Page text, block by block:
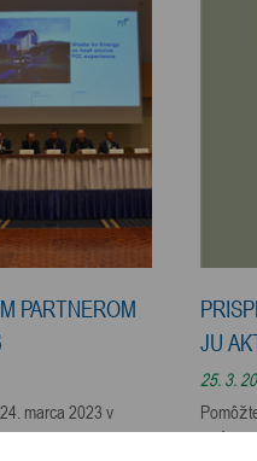
PARTNEROM
marca 2023 v
už 31. ročník
JU
25. 3.
deťom